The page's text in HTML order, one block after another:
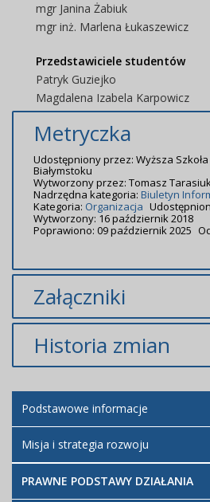
mgr Janina Żabiuk
mgr inż. Marlena Łukaszewicz
Przedstawiciele studentów
Patryk Guziejko
Magdalena Izabela Karpowicz
Metryczka
Udostępniony przez: Wyższa
Białymstoku
Wytworzony przez: Tomasz
Nadrzędna kategoria: Biuletyn
Kategoria: Organizacja
Wytworzony: 16 październik 2018
Poprawiono: 09 październik 2025
Załączniki
Brak załączników.
Historia zmian
Artykuł
został
utworzony.
wtorek, 16
październik
2018 09:08
został
październik
Podstawowe informacje
Misja i strategia rozwoju
PRAWNE PODSTAWY DZIAŁANIA